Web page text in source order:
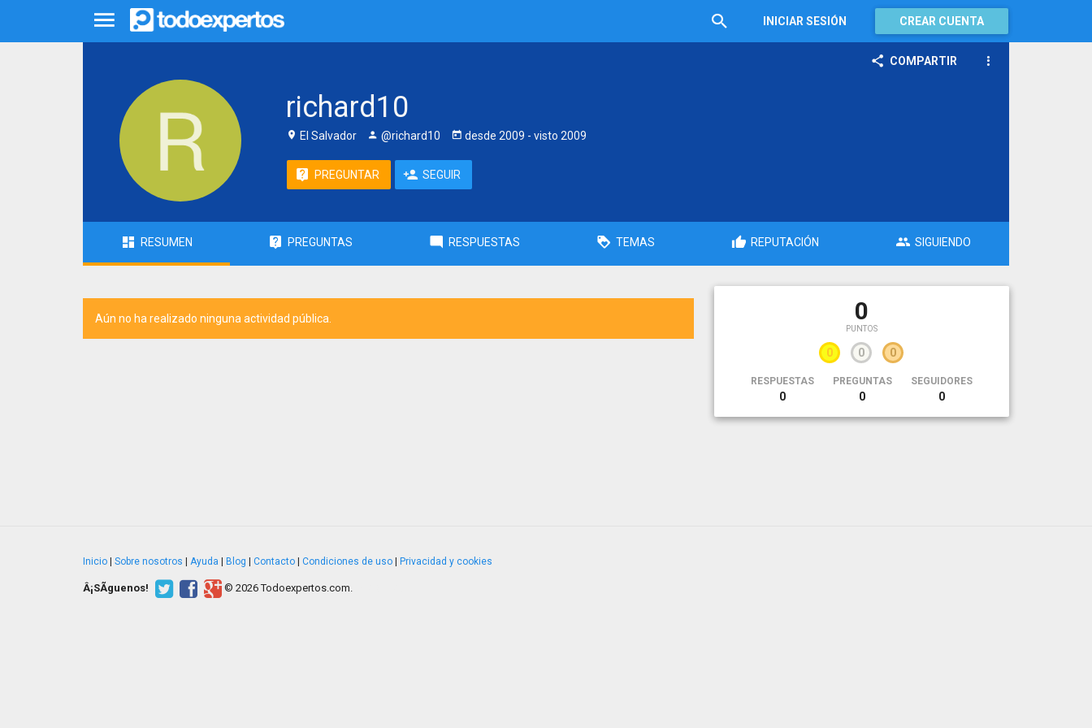
INICIAR SESIÓN CREAR CUENTA
COMPARTIR
richard10
El Salvador @richard10 desde 2009 - visto 2009
PREGUNTAR SEGUIR
RESUMEN PREGUNTAS RESPUESTAS TEMAS REPUTACIÓN SIGUIENDO
Aún no ha realizado ninguna actividad pública. 0
PUNTOS
0 0 0
RESPUESTAS
0
PREGUNTAS
0
SEGUIDORES
0
Inicio Sobre nosotros Ayuda Blog Contacto Condiciones de uso Privacidad y cookies
Â¡SÃ­guenos! © 2026 Todoexpertos.com.